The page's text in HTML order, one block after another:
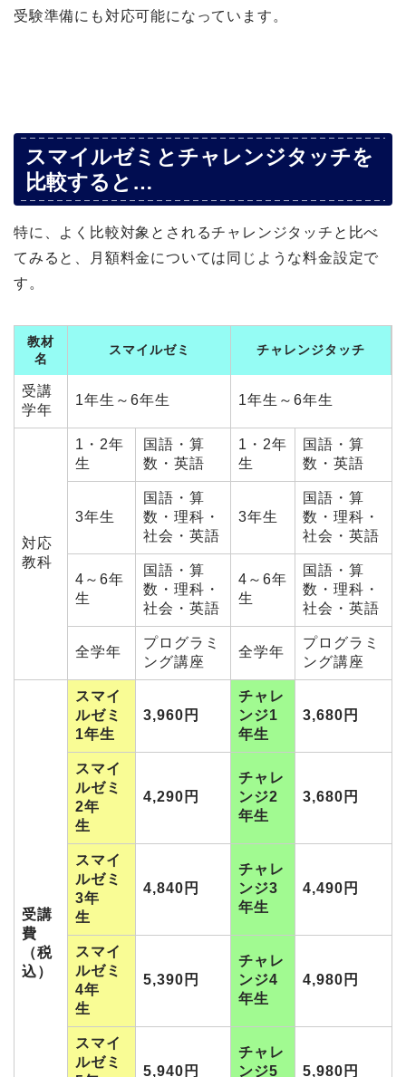
受験準備にも対応可能になっています。
スマイルゼミとチャレンジタッチを
比較すると…
特に、よく比較対象とされるチャレンジタッチと比べ
てみると、月額料金については同じような料金設定で
す。
教材
名
スマイルゼミ チャレンジタッチ
受講
学年
1年生～6年生 1年生～6年生
対応
教科
1・2年
生
国語・算
数・英語
1・2年
生
国語・算
数・英語
3年生
国語・算
数・理科・
社会・英語
3年生
国語・算
数・理科・
社会・英語
4～6年
生
国語・算
数・理科・
社会・英語
4～6年
生
国語・算
数・理科・
社会・英語
全学年
プログラミ
ング講座
全学年
プログラミ
ング講座
受講
費
（税
込）
スマイ
ルゼミ
1年生
3,960円
チャレ
ンジ1
年生
3,680円
スマイ
ルゼミ
2年
生
4,290円
チャレ
ンジ2
年生
3,680円
スマイ
ルゼミ
3年
生
4,840円
チャレ
ンジ3
年生
4,490円
スマイ
ルゼミ
4年
生
5,390円
チャレ
ンジ4
年生
4,980円
スマイ
ルゼミ
5,940円
チャレ
ンジ5
5,980円